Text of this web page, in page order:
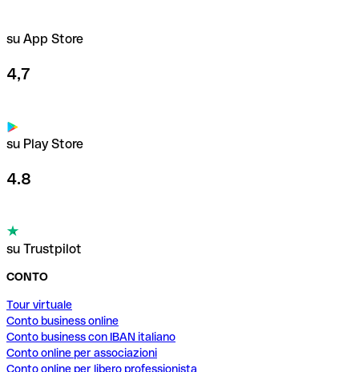
su App Store
4,7
su Play Store
4.8
su Trustpilot
CONTO
Tour virtuale
Conto business online
Conto business con IBAN italiano
Conto online per associazioni
Conto online per libero professionista